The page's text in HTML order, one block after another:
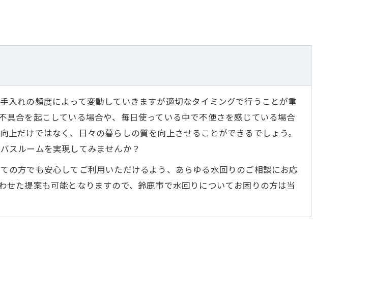
入れの頻度によって変動していきますが適切なタイミングで行うことが重
合を起こしている場合や、毎日使っている中で不便さを感じている場合
だけではなく、日々の暮らしの質を向上させることができるでしょう。
スルームを実現してみませんか？
の方でも安心してご利用いただけるよう、あらゆる水回りのご相談にお応
た提案も可能となりますので、鈴鹿市で水回りについてお困りの方は当